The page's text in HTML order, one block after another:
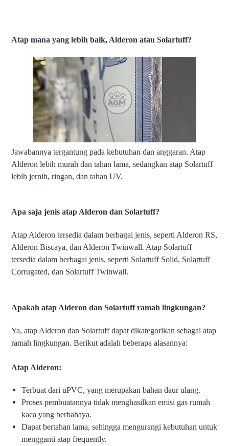
Atap mana yang lebih baik, Alderon atau Solartuff?
Jawabannya tergantung pada kebutuhan dan anggaran. Atap
Alderon lebih murah dan tahan lama, sedangkan atap Solartuff
lebih jernih, ringan, dan tahan UV.
Apa saja jenis atap Alderon dan Solartuff?
Atap Alderon tersedia dalam berbagai jenis, seperti Alderon RS,
Alderon Biscaya, dan Alderon Twinwall. Atap Solartuff
tersedia dalam berbagai jenis, seperti Solartuff Solid, Solartuff
Corrugated, dan Solartuff Twinwall.
Apakah atap Alderon dan Solartuff ramah lingkungan?
Ya, atap Alderon dan Solartuff dapat dikategorikan sebagai atap
ramah lingkungan. Berikut adalah beberapa alasannya:
Atap Alderon:
Terbuat dari uPVC, yang merupakan bahan daur ulang.
Proses pembuatannya tidak menghasilkan emisi gas rumah
kaca yang berbahaya.
Dapat bertahan lama, sehingga mengurangi kebutuhan untuk
mengganti atap frequently.